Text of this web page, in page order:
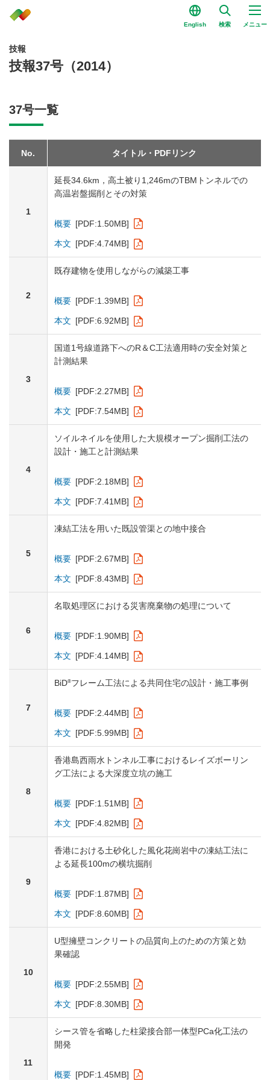
English 検索 メニュー
技報
技報37号（2014）
37号一覧
No. タイトル・PDFリンク
1
延長34.6km，高土被り1,246mのTBMトンネルでの
高温岩盤掘削とその対策
概要 [PDF:1.50MB]
本文 [PDF:4.74MB]
2
既存建物を使用しながらの減築工事
概要 [PDF:1.39MB]
本文 [PDF:6.92MB]
3
国道1号線道路下へのR＆C工法適用時の安全対策と
計測結果
概要 [PDF:2.27MB]
本文 [PDF:7.54MB]
4
ソイルネイルを使用した大規模オープン掘削工法の
設計・施工と計測結果
概要 [PDF:2.18MB]
本文 [PDF:7.41MB]
5
凍結工法を用いた既設管渠との地中接合
概要 [PDF:2.67MB]
本文 [PDF:8.43MB]
6
名取処理区における災害廃棄物の処理について
概要 [PDF:1.90MB]
本文 [PDF:4.14MB]
7
BiD®フレーム工法による共同住宅の設計・施工事例
概要 [PDF:2.44MB]
本文 [PDF:5.99MB]
8
香港島西雨水トンネル工事におけるレイズボーリン
グ工法による大深度立坑の施工
概要 [PDF:1.51MB]
本文 [PDF:4.82MB]
9
香港における土砂化した風化花崗岩中の凍結工法に
よる延長100mの横坑掘削
概要 [PDF:1.87MB]
本文 [PDF:8.60MB]
10
U型擁壁コンクリートの品質向上のための方策と効
果確認
概要 [PDF:2.55MB]
本文 [PDF:8.30MB]
11
シース管を省略した柱梁接合部一体型PCa化工法の
開発
概要 [PDF:1.45MB]